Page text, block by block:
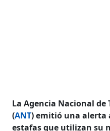
La Agencia Nacional de
(ANT) emitió una alerta
estafas que utilizan su